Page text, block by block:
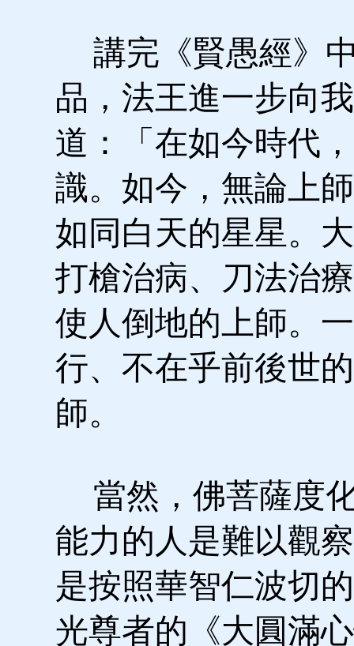
講完《賢愚經》
品，法王進一步向
道：「在如今時代
識。如今，無論上
如同白天的星星。
打槍治病、刀法治
使人倒地的上師。
行、不在乎前後世
師。
當然，佛菩薩度
能力的人是難以觀
是按照華智仁波切
光尊者的《大圓滿